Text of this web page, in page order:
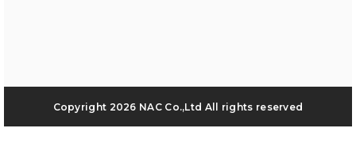
Contact
Privacy policy
Copyright 2026 NAC Co.,Ltd All rights reserved